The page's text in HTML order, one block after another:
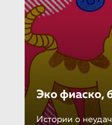
Эко фиаско,
Истории о